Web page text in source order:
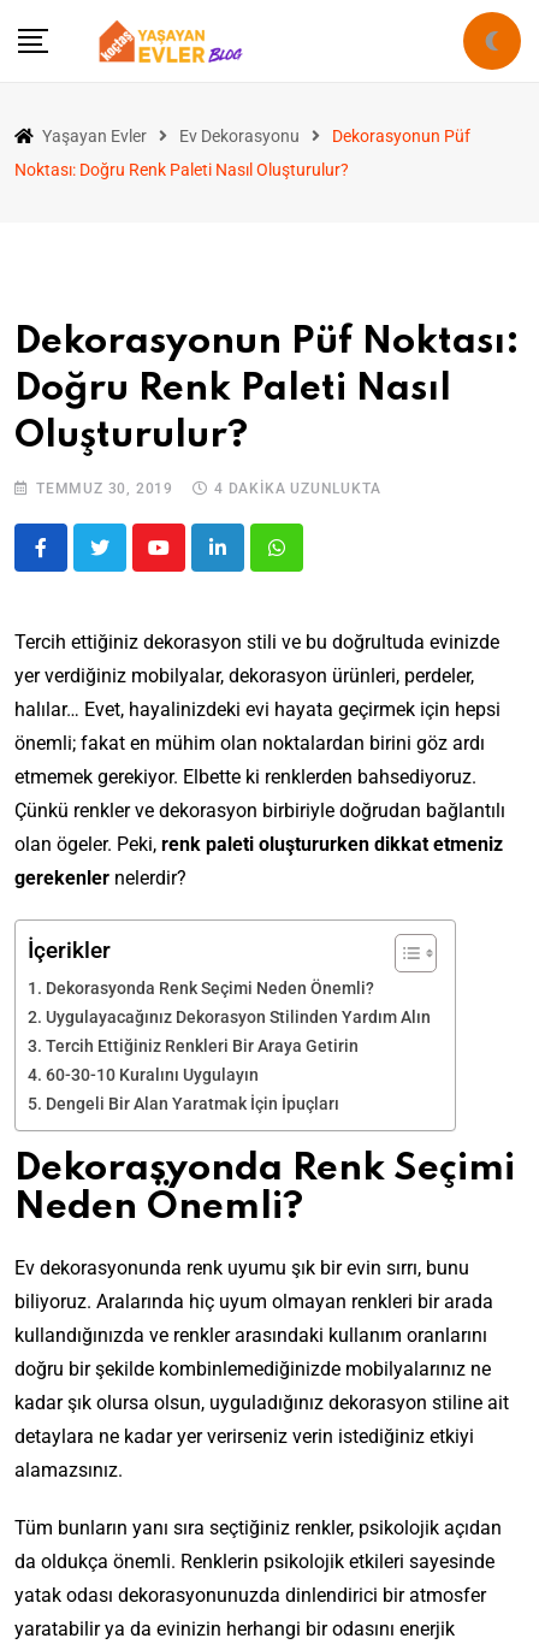
Yaşayan Evler Ev Dekorasyonu
Dekorasyonun Püf
Noktası: Doğru Renk Paleti Nasıl Oluşturulur?
Dekorasyonun Püf Noktası:
Doğru Renk Paleti Nasıl
Oluşturulur?
TEMMUZ 30, 2019 4 DAKIKA UZUNLUKTA
Tercih ettiğiniz dekorasyon stili ve bu doğrultuda evinizde
yer verdiğiniz mobilyalar, dekorasyon ürünleri, perdeler,
halılar… Evet, hayalinizdeki evi hayata geçirmek için hepsi
önemli; fakat en mühim olan noktalardan birini göz ardı
etmemek gerekiyor. Elbette ki renklerden bahsediyoruz.
Çünkü renkler ve dekorasyon birbiriyle doğrudan bağlantılı
olan ögeler. Peki, renk paleti oluştururken dikkat etmeniz
gerekenler nelerdir?
İçerikler
Dekorasyonda Renk Seçimi Neden Önemli?
Uygulayacağınız Dekorasyon Stilinden Yardım Alın
Tercih Ettiğiniz Renkleri Bir Araya Getirin
60-30-10 Kuralını Uygulayın
Dengeli Bir Alan Yaratmak İçin İpuçları
Dekorasyonda Renk Seçimi
Neden Önemli?
Ev dekorasyonunda renk uyumu şık bir evin sırrı, bunu
biliyoruz. Aralarında hiç uyum olmayan renkleri bir arada
kullandığınızda ve renkler arasındaki kullanım oranlarını
doğru bir şekilde kombinlemediğinizde mobilyalarınız ne
kadar şık olursa olsun, uyguladığınız dekorasyon stiline ait
detaylara ne kadar yer verirseniz verin istediğiniz etkiyi
alamazsınız.
Tüm bunların yanı sıra seçtiğiniz renkler, psikolojik açıdan
da oldukça önemli. Renklerin psikolojik etkileri sayesinde
yatak odası dekorasyonunuzda dinlendirici bir atmosfer
yaratabilir ya da evinizin herhangi bir odasını enerjik